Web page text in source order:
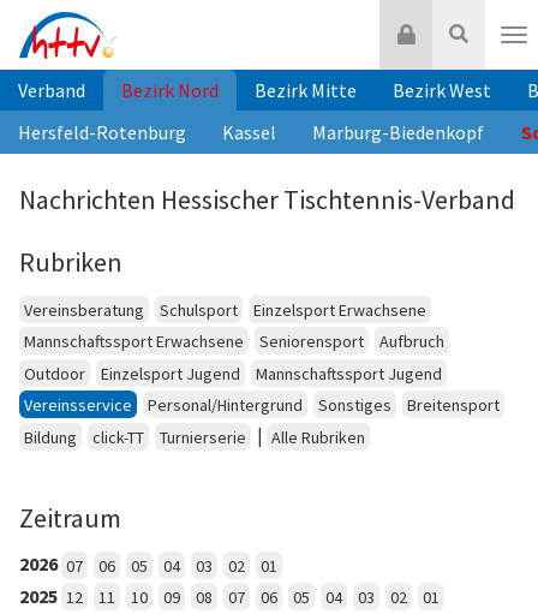
Inhalt
springen
Suche
Login
Verband Bezirk Nord Bezirk Mitte Bezirk West
Hersfeld-Rotenburg
Kassel Marburg-Biedenkopf
Nachrichten Hessischer Tischtennis-Verband
Rubriken
Vereinsberatung Schulsport
Einzelsport Erwachsene
Mannschaftssport Erwachsene
Seniorensport
Aufbruch
Outdoor
Einzelsport Jugend
Mannschaftssport Jugend
Vereinsservice
Personal/Hintergrund Sonstiges
Breitensport
Bildung
click-TT Turnierserie | Alle Rubriken
Zeitraum
2026 07 06 05 04 03 02 01
2025 12 11 10 09 08 07 06 05 04 03 02 01